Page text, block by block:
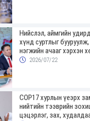
Нийслэл, аймгийн
хүнд суртлыг
нэгжийн ачааг хэрхэн
2026/07/22
COP17 хурлын үеэрх
нийтийн тээврийн
цэцэрлэг, зах,